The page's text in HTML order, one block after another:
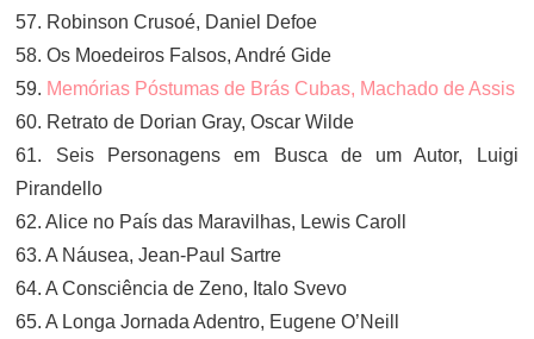
57. Robinson Crusoé, Daniel Defoe
58. Os Moedeiros Falsos, André Gide
59. Memórias Póstumas de Brás Cubas, Machado de Assis
60. Retrato de Dorian Gray, Oscar Wilde
61. Seis Personagens em Busca de um Autor, Luigi
Pirandello
62. Alice no País das Maravilhas, Lewis Caroll
63. A Náusea, Jean-Paul Sartre
64. A Consciência de Zeno, Italo Svevo
65. A Longa Jornada Adentro, Eugene O’Neill